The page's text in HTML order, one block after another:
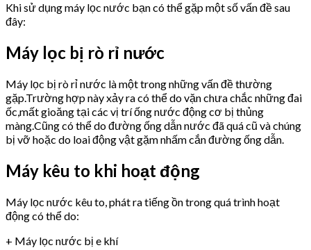
Khi sử dụng máy lọc nước bạn có thể gặp một số vấn đề sau
đây:
Máy lọc bị rò rỉ nước
Máy lọc bị rò rỉ nước là một trong những vấn đề thường
gặp.Trường hợp này xảy ra có thể do vặn chưa chắc những đai
ốc,mất gioăng tại các vị trí ống nước động cơ bị thủng
màng.Cũng có thể do đường ống dẫn nước đã quá cũ và chúng
bị vỡ hoặc do loai động vật gặm nhấm cắn đường ống dẫn.
Máy kêu to khi hoạt động
Máy lọc nước kêu to, phát ra tiếng ồn trong quá trình hoạt
động có thể do:
+ Máy lọc nước bị e khí